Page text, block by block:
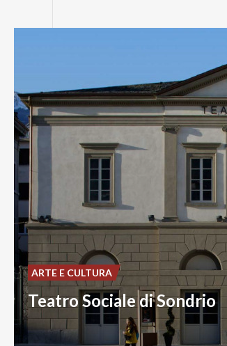
Teatro Sociale di Sondrio
ARTE E CULTURA